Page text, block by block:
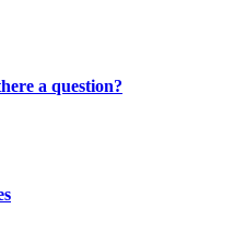
a question?